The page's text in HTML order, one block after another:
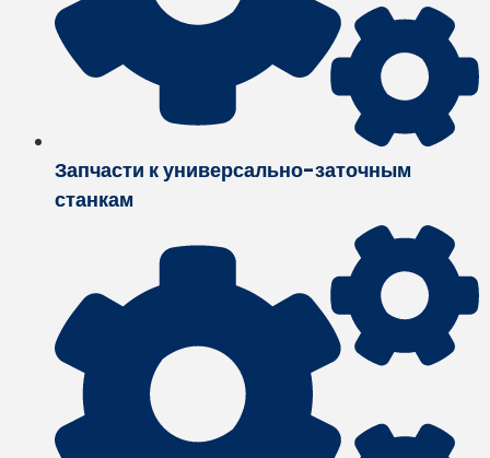
Запчасти к универсально-заточным
станкам